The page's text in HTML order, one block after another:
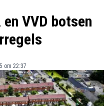
VVD botsen
om 22:37